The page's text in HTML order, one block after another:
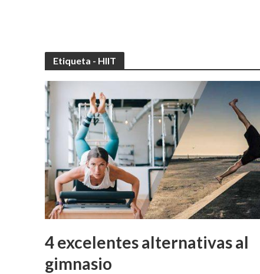
Etiqueta - HIIT
4 excelentes alternativas al
gimnasio